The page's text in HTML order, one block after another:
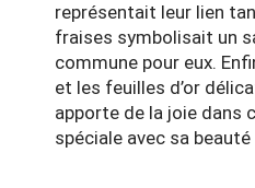
représentait leur lien
fraises symbolisait un
commune pour eux.
et les feuilles d’or
apporte de la joie dans
spéciale avec sa